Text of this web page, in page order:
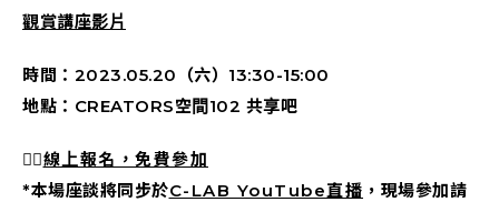
觀賞講座影片
時間：2023.05.20（六）13:30-15:00
地點：CREATORS空間102 共享吧
👉🏻線上報名，免費參加
*本場座談將同步於C-LAB YouTube直播 ，現場參加請